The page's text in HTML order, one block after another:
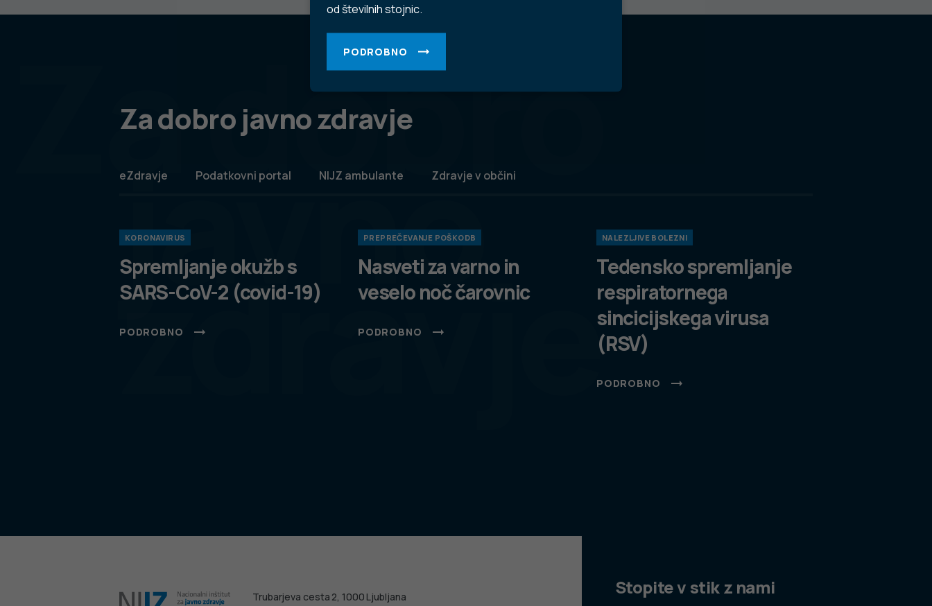
od številnih stojnic.
PODROBNO
Za dobro
javno
zdravje
Za dobro javno zdravje
eZdravje Podatkovni portal NIJZ ambulante Zdravje v občini
KORONAVIRUS
Spremljanje okužb s
SARS-CoV-2 (covid-19)
PODROBNO
PREPREČEVANJE POŠKODB
Nasveti za varno in
veselo noč čarovnic
PODROBNO
NALEZLJIVE BOLEZNI
Tedensko spremljanje
respiratornega
sincicijskega virusa
(RSV)
PODROBNO
Trubarjeva cesta 2, 1000 Ljubljana
Stopite v stik z nami